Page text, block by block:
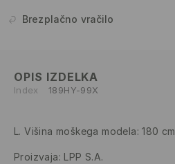
Brezplačno vračilo
OPIS IZDELKA
Index 189HY-99X
L. Višina moškega modela: 180 cm
Proizvaja: LPP S.A.